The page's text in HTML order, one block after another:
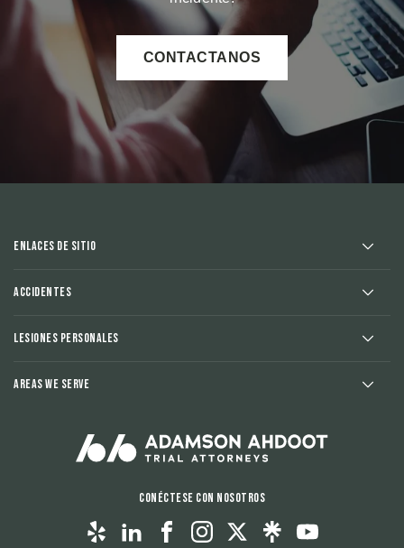
CONTACTANOS
Enlaces de sitio
Accidentes
Lesiones Personales
Areas We Serve
Conéctese con nosotros